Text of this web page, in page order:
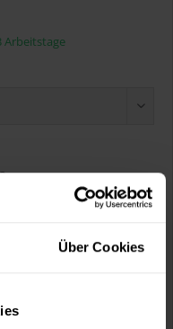
Über Cookies
Arbeitstage